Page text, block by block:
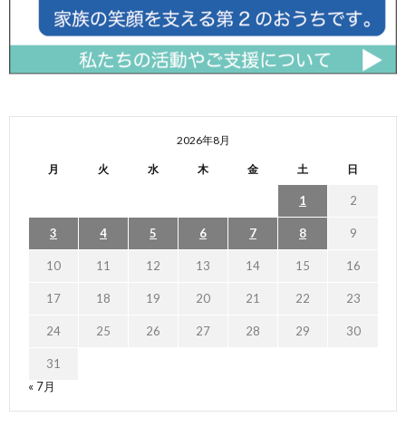
2026年8月
月 火 水 木 金 土 日
1 2
3 4 5 6 7 8 9
10 11 12 13 14 15 16
17 18 19 20 21 22 23
24 25 26 27 28 29 30
31
« 7月